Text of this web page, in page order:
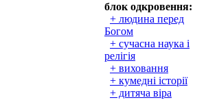
блок одкровення:
+ людина перед
Богом
+ сучасна наука і
релігія
+ виховання
+ кумедні історії
+ дитяча віра